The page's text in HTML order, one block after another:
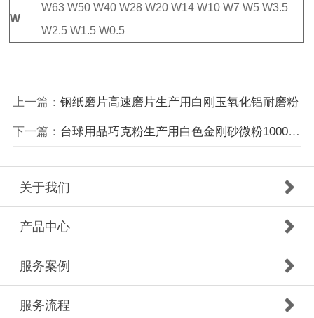
W
W63 W50 W40 W28 W20 W14 W10 W7 W5 W3.5
W2.5 W1.5 W0.5
上一篇： 钢纸磨片高速磨片生产用白刚玉氧化铝耐磨粉
下一篇： 台球用品巧克粉生产用白色金刚砂微粉10000目电熔氧化铝粉WFA
关于我们
产品中心
服务案例
服务流程